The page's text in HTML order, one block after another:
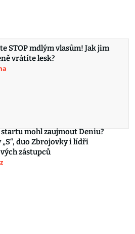
STOP mdlým vlasům! Jak jim
vrátíte lesk?
startu mohl zaujmout Deniu?
duo Zbrojovky i lídři
zástupců